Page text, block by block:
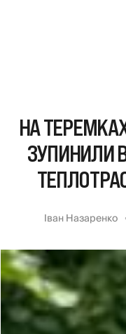
НА
ЗУПИНИЛИ
Іван Назаренко